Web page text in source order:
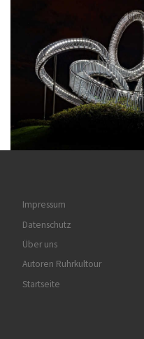
Impressum
Datenschutz
Über uns
Autoren Ruhrkultour
Startseite